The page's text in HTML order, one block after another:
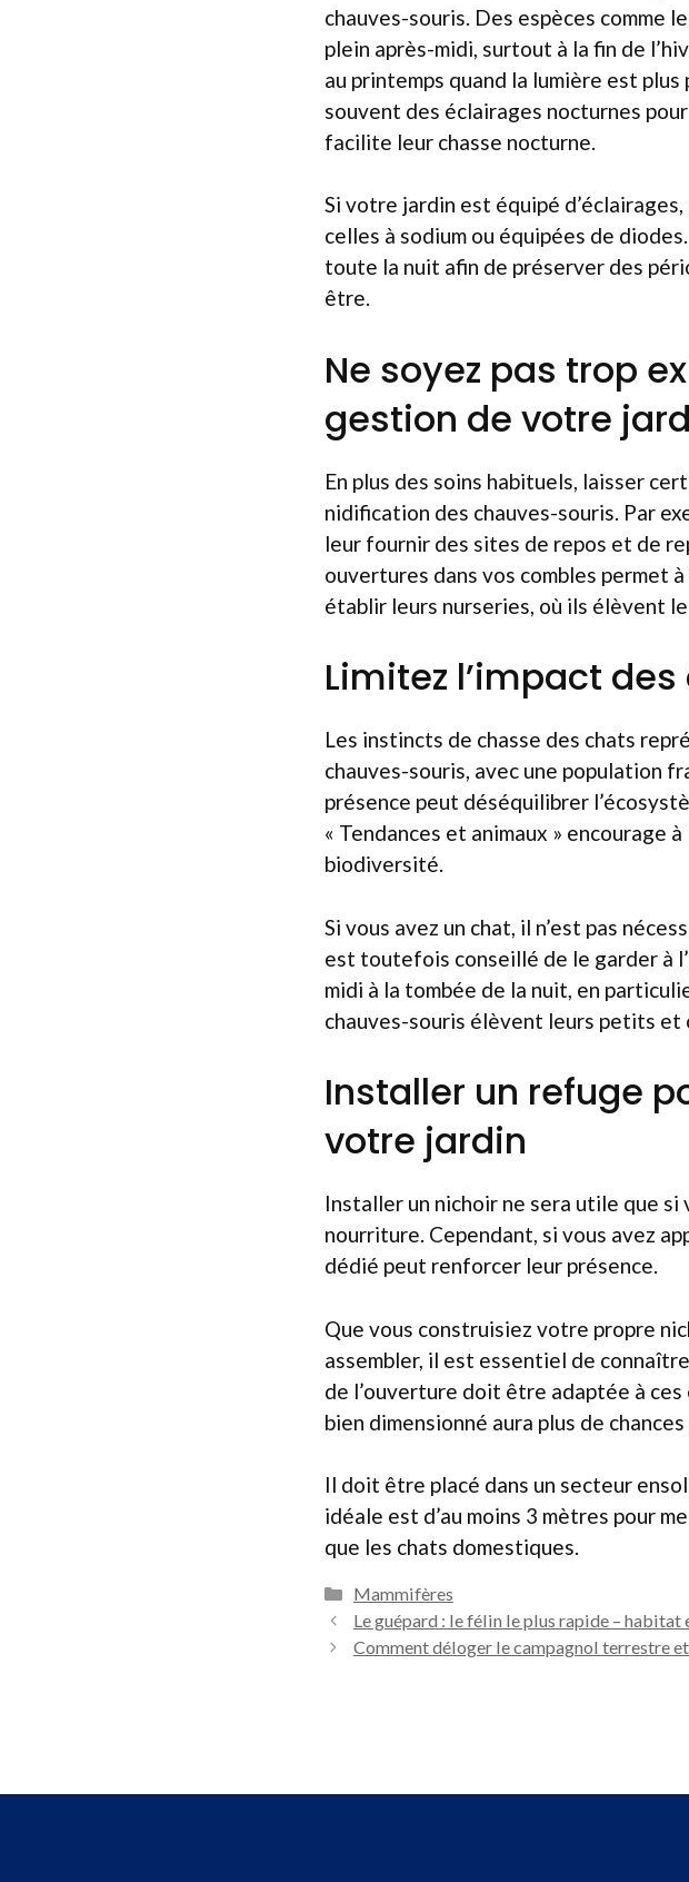
chauves-souris. Des espèces comme
plein après-midi, surtout à la fin de
au printemps quand la lumière est
souvent des éclairages nocturnes
facilite leur chasse nocturne.
Si votre jardin est équipé
celles à sodium ou équipées de
toute la nuit afin de préserver des
être.
Ne soyez pas trop
gestion de votre
En plus des soins habituels, laisser
nidification des chauves-souris. Par
leur fournir des sites de repos et de
ouvertures dans vos combles permet
établir leurs nurseries, où ils élèvent
Limitez l’impact
Les instincts de chasse des chats
chauves-souris, avec une population
présence peut déséquilibrer
« Tendances et animaux » encourage
biodiversité.
Si vous avez un chat, il n’est pas
est toutefois conseillé de le garder à
midi à la tombée de la nuit, en
chauves-souris élèvent leurs petits et
Installer un refuge
votre jardin
Installer un nichoir ne sera utile que
nourriture. Cependant, si vous avez
dédié peut renforcer leur présence.
Que vous construisiez votre propre
assembler, il est essentiel de
de l’ouverture doit être adaptée à
bien dimensionné aura plus de chances
Il doit être placé dans un secteur
idéale est d’au moins 3 mètres pour
que les chats domestiques.
Catégories
Mammifères
Le guépard : le félin le plus rapide – habitat
Comment déloger le campagnol terrestre